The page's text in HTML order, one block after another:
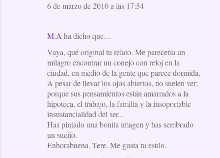
6 de marzo de 2010 a las 17:54
M.A ha dicho que…
Vaya, qué original tu relato. Me parecería un
milagro encontrar un conejo con reloj en la
ciudad, en medio de la gente que parece dormida.
A pesar de llevar los ojos abiertos, no suelen ver;
porque sus pensamientos están amarrados a la
hipoteca, el trabajo, la familia y la insoportable
insustancialidad del ser...
Has pintado una bonita imagen y has sembrado
un sueño.
Enhorabuena, Tere. Me gusta tu estilo.